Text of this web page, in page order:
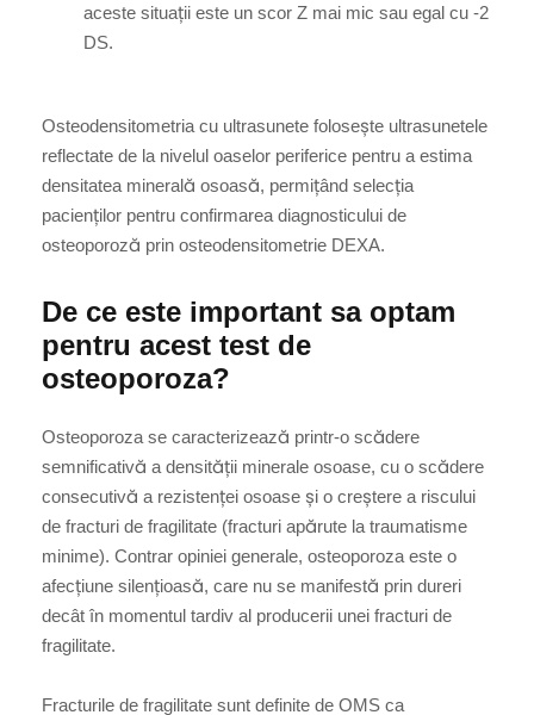
aceste situații este un scor Z mai mic sau egal cu -2
DS.
Osteodensitometria cu ultrasunete folosește ultrasunetele
reflectate de la nivelul oaselor periferice pentru a estima
densitatea minerală osoasă, permițând selecția
pacienților pentru confirmarea diagnosticului de
osteoporoză prin osteodensitometrie DEXA.
De ce este important sa optam
pentru acest test de
osteoporoza?
Osteoporoza se caracterizează printr-o scădere
semnificativă a densității minerale osoase, cu o scădere
consecutivă a rezistenței osoase și o creștere a riscului
de fracturi de fragilitate (fracturi apărute la traumatisme
minime). Contrar opiniei generale, osteoporoza este o
afecțiune silențioasă, care nu se manifestă prin dureri
decât în momentul tardiv al producerii unei fracturi de
fragilitate.
Fracturile de fragilitate sunt definite de OMS ca